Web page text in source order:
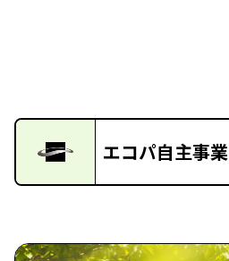
エコパ自主事業